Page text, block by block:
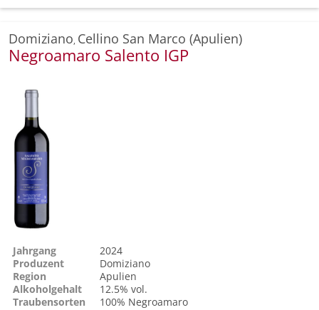
Domiziano, Cellino San Marco (Apulien)
Negroamaro Salento IGP
Jahrgang
2024
Produzent
Domiziano
Region
Apulien
Alkoholgehalt
12.5% vol.
Traubensorten
100% Negroamaro